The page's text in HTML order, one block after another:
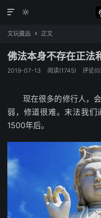


文玩藏品  正文
佛法本身不存在正法
2019-07-13 阅读(1745) 评论(0)
现在很多的修行人，会
弱，修道很难。末法我们
1500年后。